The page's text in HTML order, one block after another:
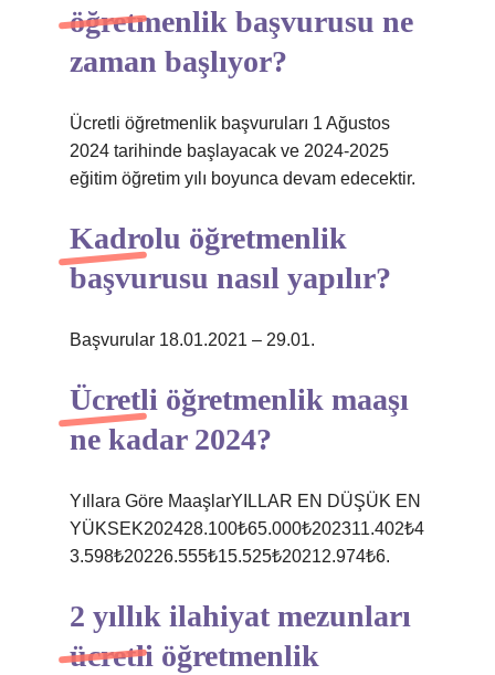
öğretmenlik başvurusu ne
zaman başlıyor?
Ücretli öğretmenlik başvuruları 1 Ağustos
2024 tarihinde başlayacak ve 2024-2025
eğitim öğretim yılı boyunca devam edecektir.
Kadrolu öğretmenlik
başvurusu nasıl yapılır?
Başvurular 18.01.2021 – 29.01.
Ücretli öğretmenlik maaşı
ne kadar 2024?
Yıllara Göre MaaşlarYILLAR EN DÜŞÜK EN
YÜKSEK202428.100₺65.000₺202311.402₺4
3.598₺20226.555₺15.525₺20212.974₺6.
2 yıllık ilahiyat mezunları
ücretli öğretmenlik